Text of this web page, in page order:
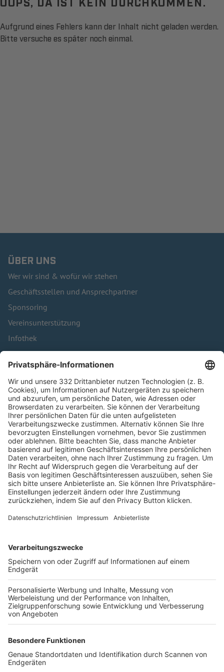
Aufgrund eines Fehlers kann der Inhalt nicht geladen werden.
Bitte versuche es später noch einmal.
ÜBER UNS
Wer wir sind & wofür wir stehen
Geschäftsstellen und Ansprechpartner
Sponsoring
Vereinsunterstützung
Infothek
Kontakt
HÄUFIG BESUCHTE SEITEN
Pässe und Vereinswechsel
Trainerausbildung
Schulungsangebot Vereinsmitarbeiter
BFV-Geschäftsstellen
Trainerbörse
Login SpielPlus
FOLGE DEM BFV
TOP-VEREINE
TOP-PARTNER